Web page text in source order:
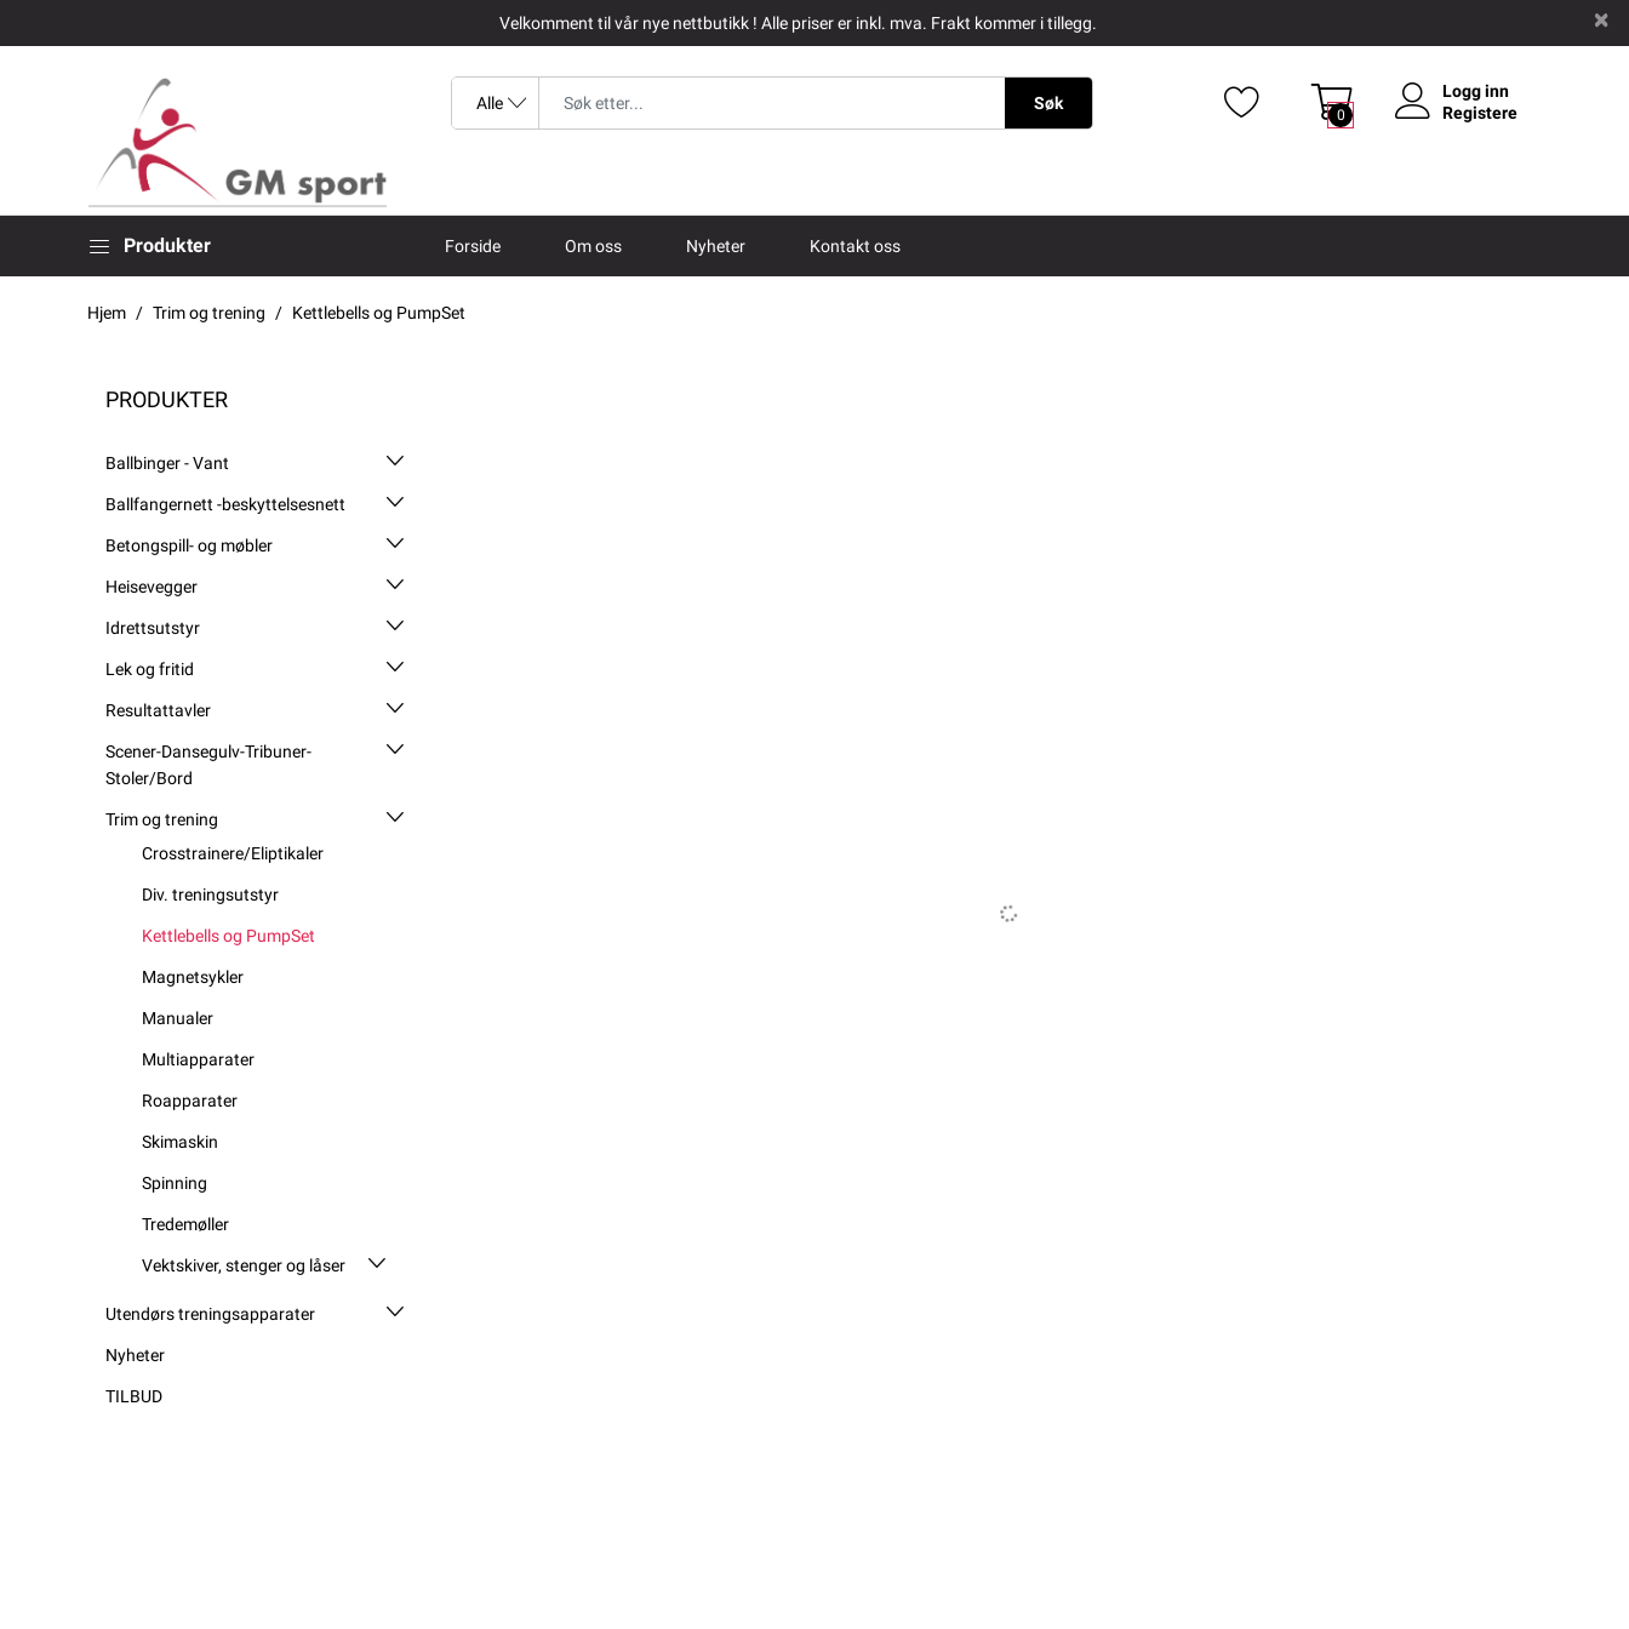
Velkomment til vår nye nettbutikk ! Alle priser er inkl. mva. Frakt kommer i tillegg.
Søk
0
Logg inn
Registere
Produkter Forside Om oss Nyheter Kontakt oss
Hjem Trim og trening Kettlebells og PumpSet
PRODUKTER
Ballbinger - Vant
Ballfangernett -beskyttelsesnett
Betongspill- og møbler
Heisevegger
Idrettsutstyr
Lek og fritid
Resultattavler
Scener-Dansegulv-Tribuner-
Stoler/Bord
Trim og trening
Crosstrainere/Eliptikaler
Div. treningsutstyr
Kettlebells og PumpSet
Magnetsykler
Manualer
Multiapparater
Roapparater
Skimaskin
Spinning
Tredemøller
Vektskiver, stenger og låser
Utendørs treningsapparater
Nyheter
TILBUD